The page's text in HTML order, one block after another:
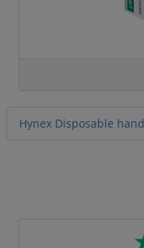
Hynex Disposable